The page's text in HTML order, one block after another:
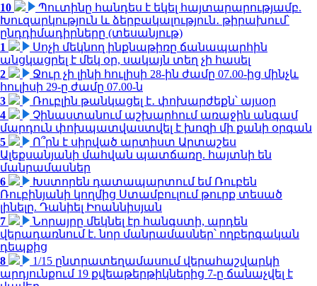
10
Պուտինը հանդես է եկել հայտարարությամբ.
Խուզարկություն և ձերբակալություն․ թիրախում՝
ընդդիմադիրները (տեսանյութ)
1
Սոչի մեկնող ինքնաթիռը ճանապարհին
անցկացրել է մեկ օր, սակայն տեղ չի հասել
2
Ջուր չի լինի հուլիսի 28-ին ժամը 07.00-ից մինչև
հուլիսի 29-ը ժամը 07.00-ն
3
Ռուբլին թանկացել է․ փոխարժեքն՝ այսօր
4
Չինաստանում աշխարհում առաջին անգամ
մարդուն փոխպատվաստվել է խոզի մի քանի օրգան
5
Ո՞րն է սիրված արտիստ Արտաշես
Ալեքսանյանի մահվան պատճառը. հայտնի են
մանրամասներ
6
Խստորեն դատապարտում եմ Ռուբեն
Ռուբինյանի կողմից Ստամբուլում թուրք տեսած
լինելը. Դանիել Իոաննիսյան
7
Նորայրը մեկնել էր հանգստի, արդեն
վերադառնում է. նոր մանրամասներ՝ ողբերգական
դեպքից
8
1/15 ընտրատեղամասում վերահաշվարկի
արդյունքում 19 քվեաթերթիկներից 7-ը ճանաչվել է